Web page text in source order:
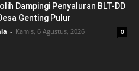
Dampingi Penyaluran BLT-DD
Genting Pulur
- Kamis, 6 Agustus, 2026 0